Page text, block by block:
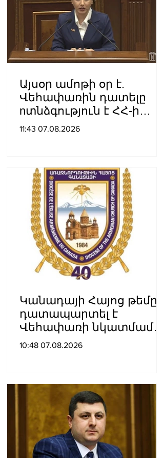
Այսօր ամոթի օր է.
Վեհափառին դատելը
nտնձգություն է ՀՀ-ի
Սահանադրության
11:43 07.08.2026
Կանադայի Հայոց թեմը
դատապարտել է
Վեհափառի նկատմամբ
քրեական հետապնդումը
10:48 07.08.2026